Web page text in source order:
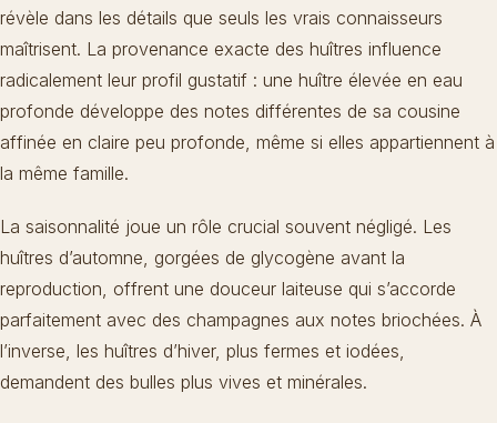
révèle dans les détails que seuls les vrais connaisseurs
maîtrisent. La provenance exacte des huîtres influence
radicalement leur profil gustatif : une huître élevée en eau
profonde développe des notes différentes de sa cousine
affinée en claire peu profonde, même si elles appartiennent à
la même famille.
La saisonnalité joue un rôle crucial souvent négligé. Les
huîtres d’automne, gorgées de glycogène avant la
reproduction, offrent une douceur laiteuse qui s’accorde
parfaitement avec des champagnes aux notes briochées. À
l’inverse, les huîtres d’hiver, plus fermes et iodées,
demandent des bulles plus vives et minérales.